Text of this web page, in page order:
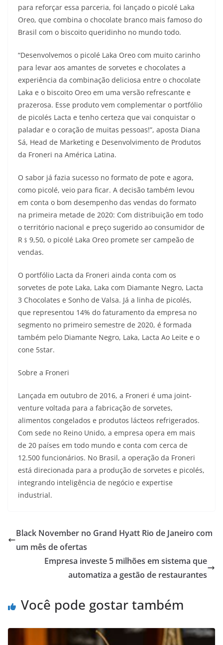
para reforçar essa parceria, foi lançado o picolé Laka
Oreo, que combina o chocolate branco mais famoso do
Brasil com o biscoito queridinho no mundo todo.
“Desenvolvemos o picolé Laka Oreo com muito carinho
para levar aos amantes de sorvetes e chocolates a
experiência da combinação deliciosa entre o chocolate
Laka e o biscoito Oreo em uma versão refrescante e
prazerosa. Esse produto vem complementar o portfólio
de picolés Lacta e tenho certeza que vai conquistar o
paladar e o coração de muitas pessoas!”, aposta Diana
Sá, Head de Marketing e Desenvolvimento de Produtos
da Froneri na América Latina.
O sabor já fazia sucesso no formato de pote e agora,
como picolé, veio para ficar. A decisão também levou
em conta o bom desempenho das vendas do formato
na primeira metade de 2020: Com distribuição em todo
o território nacional e preço sugerido ao consumidor de
R﹩9,50, o picolé Laka Oreo promete ser campeão de
vendas.
O portfólio Lacta da Froneri ainda conta com os
sorvetes de pote Laka, Laka com Diamante Negro, Lacta
3 Chocolates e Sonho de Valsa. Já a linha de picolés,
que representou 14% do faturamento da empresa no
segmento no primeiro semestre de 2020, é formada
também pelo Diamante Negro, Laka, Lacta Ao Leite e o
cone 5star.
Sobre a Froneri
Lançada em outubro de 2016, a Froneri é uma joint-
venture voltada para a fabricação de sorvetes,
alimentos congelados e produtos lácteos refrigerados.
Com sede no Reino Unido, a empresa opera em mais
de 20 países em todo mundo e conta com cerca de
12.500 funcionários. No Brasil, a operação da Froneri
está direcionada para a produção de sorvetes e picolés,
integrando inteligência de negócio e expertise
industrial.
Black November no Grand Hyatt Rio de Janeiro com
um mês de ofertas
Empresa investe 5 milhões em sistema que
automatiza a gestão de restaurantes
Você pode gostar também